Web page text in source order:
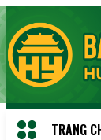
TRANG